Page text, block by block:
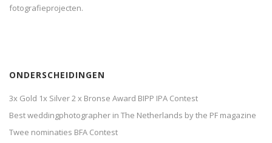
fotografieprojecten.
ONDERSCHEIDINGEN
3x Gold 1x Silver 2 x Bronse Award BIPP IPA Contest
Best weddingphotographer in The Netherlands by the PF magazine
Twee nominaties BFA Contest